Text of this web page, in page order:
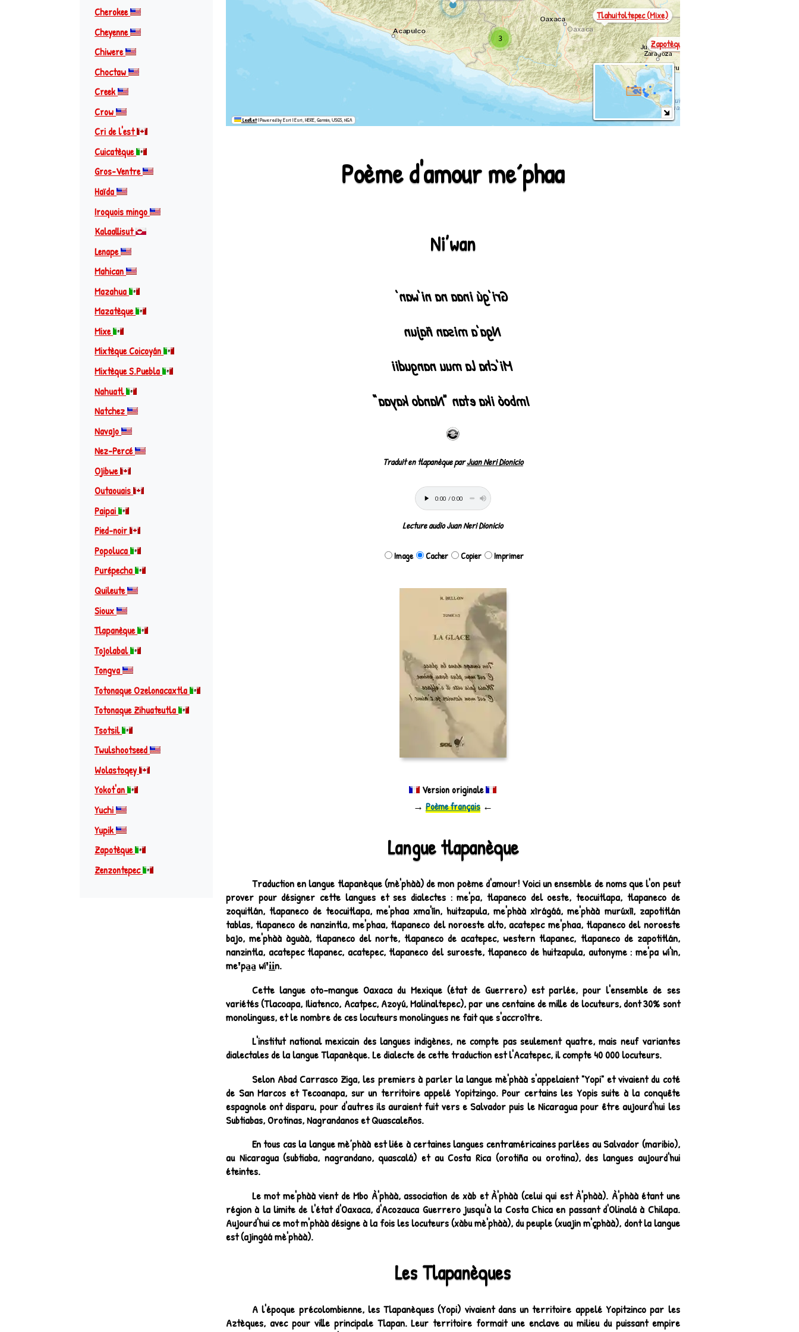
Cherokee
Cheyenne
Chiwere
Choctaw
Creek
Crow
Cri de l'est
Cuicatèque
Gros-Ventre
Haïda
Iroquois mingo
Kalaallisut
Lenape
Mahican
Mazahua
Mazatèque
Mixe
Mixtèque Coicoyán
Mixtèque S.Puebla
Nahuatl
Natchez
Navajo
Nez-Percé
Ojibwe
Outaouais
Paipai
Pied-noir
Popoluca
Purépecha
Quileute
Sioux
Tlapanèque
Tojolabal
Tongva
Totonaque Ozelonacaxtla
Totonaque Zihuateutla
Tsotsil
Twulshootseed
Wolastoqey
Yokot'an
Yuchi
Yupik
Zapotèque
Zenzontepec
3 Zapotèque
Tlahuitoltepec (mixe)
Leaflet|Powered by Esri | Esri, HERE, Garmin, USGS, NGA
Poème d'amour me´phaa
Ni’wan
Gri’gú inaa na ni’wan’
Nga’a misan ñajun
Mi’cha la muu nangudii
Imboó ika etan “Nando kayaa”
Traduit en tlapanèque parJuan Neri Dionicio
Lecture audio Juan Neri Dionicio
Image Cacher Copier Imprimer
Version originale
→ Poème français←
Langue tlapanèque
Traduction en langue tlapanèque (mè'phàà) de mon poème d'amour! Voici un ensemble de noms que l'on peut
prover pour désigner cette langues et ses dialectes : me'pa, tlapaneco del oeste, teocuitlapa, tlapaneco de
zoquitlán, tlapaneco de teocuitlapa, me'phaa xma'íín, huitzapula, me'phàà xìrágáá, me'phàà murúxìì, zapotitlán
tablas, tlapaneco de nanzintla, me'phaa, tlapaneco del noroeste alto, acatepec me'phaa, tlapaneco del noroeste
bajo, me'phàà àguàà, tlapaneco del norte, tlapaneco de acatepec, western tlapanec, tlapaneco de zapotitlán,
nanzintla, acatepec tlapanec, acatepec, tlapaneco del suroeste, tlapaneco de huitzapula, autonyme :me'pa wí'ìn,
meꞌpa̱a̱ wíꞌi̱i̱n.
Cette langue oto-mangue Oaxaca du Mexique (état de Guerrero) est parlée, pour l'ensemble de ses
variétés (Tlacoapa, Iliatenco, Acatpec, Azoyú, Malinaltepec), par une centaine de mille de locuteurs, dont 30% sont
monolingues, et le nombre de ces locuteurs monolingues ne fait que s'accroître.
L'institut national mexicain des langues indigènes, ne compte pas seulement quatre, mais neuf variantes
dialectales de la langue Tlapanèque. Le dialecte de cette traduction est l'Acatepec, il compte 40 000 locuteurs.
Selon Abad Carrasco Ziga, les premiers à parler la langue mè'phàà s'appelaient "Yopi" et vivaient du coté
de San Marcos et Tecoanapa, sur un territoire appelé Yopitzingo. Pour certains les Yopis suite à la conquête
espagnole ont disparu, pour d'autres ils auraient fuit vers e Salvador puis le Nicaragua pour être aujourd'hui les
Subtiabas, Orotinas, Nagrandanos et Quascaleños.
En tous cas la langue mè’phàà est liée à certaines langues centraméricaines parlées au Salvador (maribio),
au Nicaragua (subtiaba, nagrandano, quascalá) et au Costa Rica (orotiña ou orotina), des langues aujourd'hui
éteintes.
Le mot me'phàà vient de Mbo À'phàà, association de xàb et À'phàà (celui qui est À'phàà). À'phàà étant une
région à la limite de l'état d'Oaxaca, d'Acozauca Guerrero jusqu'à la Costa Chica en passant d'Olinalá à Chilapa.
Aujourd'hui ce mot m'phàà désigne à la fois les locuteurs (xàbu mè'phàà), du peuple (xuajin m'çphàà), dont la langue
est (ajingáá mè'phàà).
Les Tlapanèques
A l'époque précolombienne, les Tlapanèques (Yopi) vivaient dans un territoire appelé Yopitzinco par les
Aztèques, avec pour ville principale Tlapan. Leur territoire formait une enclave au milieu du puissant empire